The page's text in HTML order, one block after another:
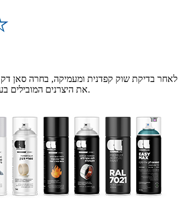
לאחר בדיקת שוק קפדנית ומעמיקה, בחרה סאן
את היצרנים המובילים בעולם, כל אחד בתחומו.